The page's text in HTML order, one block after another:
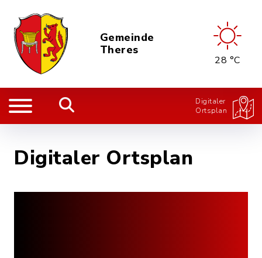
Gemeinde
Theres
28 °C
Digitaler
Ortsplan
Digitaler Ortsplan